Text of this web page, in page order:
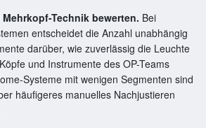
Technik bewerten. Bei
entscheidet die Anzahl unabhängig
darüber, wie zuverlässig die Leuchte
und Instrumente des OP-Teams
Systeme mit wenigen Segmenten sind
häufigeres manuelles Nachjustieren